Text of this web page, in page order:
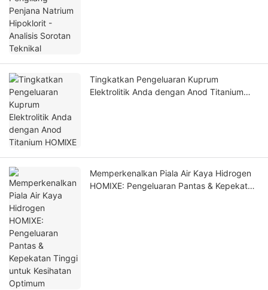
Tingkatkan Pengeluaran Kuprum
Elektrolitik Anda dengan Anod Titanium
Memperkenalkan Piala Air Kaya Hidrogen
HOMIXE: Pengeluaran Pantas & Kepekatan